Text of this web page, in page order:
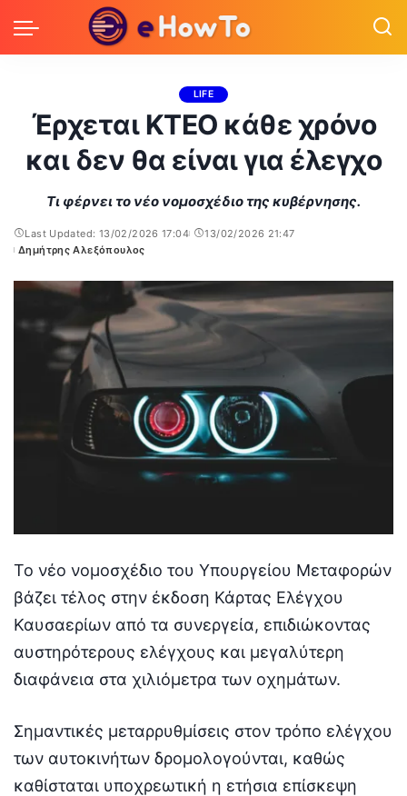
LIFE
Έρχεται ΚΤΕΟ κάθε χρόνο
και δεν θα είναι για έλεγχο
Τι φέρνει το νέο νομοσχέδιο της κυβέρνησης.
Last Updated: 13/02/2026 17:04
13/02/2026 21:47
Posted
Δημήτρης Αλεξόπουλος
Το νέο νομοσχέδιο του Υπουργείου Μεταφορών
βάζει τέλος στην έκδοση Κάρτας Ελέγχου
Καυσαερίων από τα συνεργεία, επιδιώκοντας
αυστηρότερους ελέγχους και μεγαλύτερη
διαφάνεια στα χιλιόμετρα των οχημάτων.
Σημαντικές μεταρρυθμίσεις στον τρόπο ελέγχου
των αυτοκινήτων δρομολογούνται, καθώς
καθίσταται υποχρεωτική η ετήσια επίσκεψη